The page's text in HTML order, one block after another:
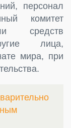
персонал
комитет
средств
лица,
мира, при